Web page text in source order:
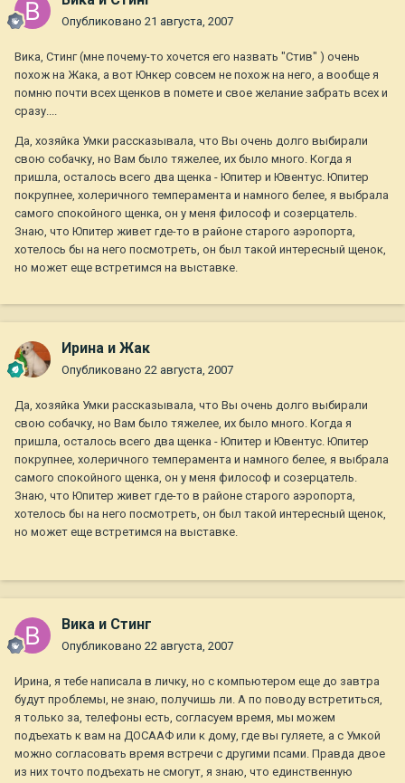
Опубликовано 21 августа, 2007
Вика, Стинг (мне почему-то хочется его назвать "Стив" ) очень
похож на Жака, а вот Юнкер совсем не похож на него, а вообще я
помню почти всех щенков в помете и свое желание забрать всех и
сразу....
Да, хозяйка Умки рассказывала, что Вы очень долго выбирали
свою собачку, но Вам было тяжелее, их было много. Когда я
пришла, осталось всего два щенка - Юпитер и Ювентус. Юпитер
покрупнее, холеричного темперамента и намного белее, я выбрала
самого спокойного щенка, он у меня философ и созерцатель.
Знаю, что Юпитер живет где-то в районе старого аэропорта,
хотелось бы на него посмотреть, он был такой интересный щенок,
но может еще встретимся на выставке.
Ирина и Жак
Опубликовано 22 августа, 2007
Да, хозяйка Умки рассказывала, что Вы очень долго выбирали
свою собачку, но Вам было тяжелее, их было много. Когда я
пришла, осталось всего два щенка - Юпитер и Ювентус. Юпитер
покрупнее, холеричного темперамента и намного белее, я выбрала
самого спокойного щенка, он у меня философ и созерцатель.
Знаю, что Юпитер живет где-то в районе старого аэропорта,
хотелось бы на него посмотреть, он был такой интересный щенок,
но может еще встретимся на выставке.
Вика и Стинг
Опубликовано 22 августа, 2007
Ирина, я тебе написала в личку, но с компьютером еще до завтра
будут проблемы, не знаю, получишь ли. А по поводу встретиться,
я только за, телефоны есть, согласуем время, мы можем
подъехать к вам на ДОСААФ или к дому, где вы гуляете, а с Умкой
можно согласовать время встречи с другими псами. Правда двое
из них точто подъехать не смогут, я знаю, что единственную